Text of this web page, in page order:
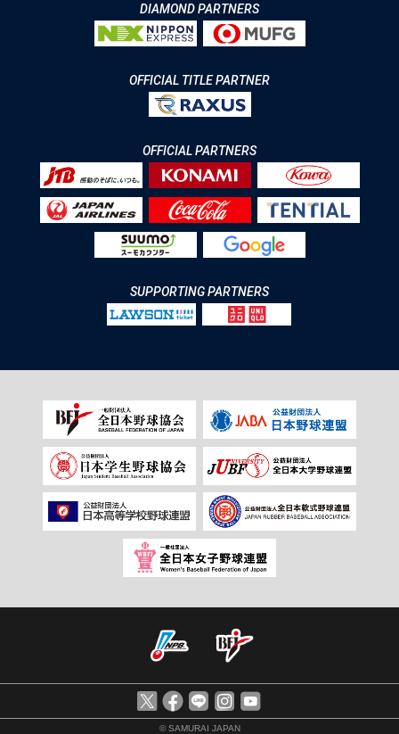
DIAMOND PARTNERS
OFFICIAL TITLE PARTNER
OFFICIAL PARTNERS
SUPPORTING PARTNERS
© SAMURAI JAPAN